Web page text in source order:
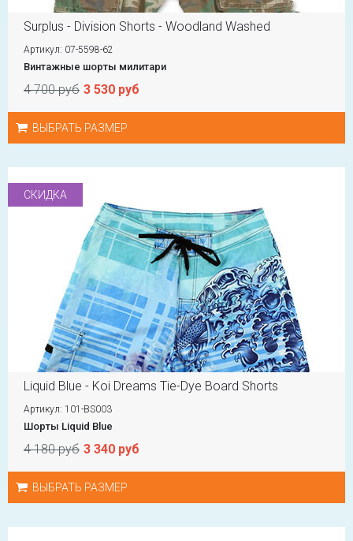
Surplus - Division Shorts - Woodland Washed
Артикул: 07-5598-62
Винтажные шорты милитари
4 700 руб 3 530 руб
ВЫБРАТЬ РАЗМЕР
СКИДКА
Liquid Blue - Koi Dreams Tie-Dye Board Shorts
Артикул: 101-BS003
Шорты Liquid Blue
4 180 руб 3 340 руб
ВЫБРАТЬ РАЗМЕР